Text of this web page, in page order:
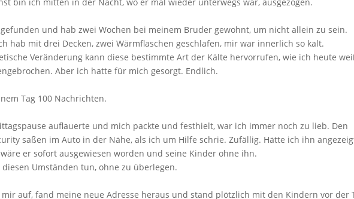
und hab zwei Wochen bei meinem Bruder gewohnt, um nicht allein zu sein.
hab mit drei Decken, zwei Wärmflaschen geschlafen, mir war innerlich so kalt.
Veränderung kann diese bestimmte Art der Kälte hervorrufen, wie ich heute
Aber ich hatte für mich gesorgt. Endlich.
Tag 100 Nachrichten.
auflauerte und mich packte und festhielt, war ich immer noch zu lieb. Den
saßen im Auto in der Nähe, als ich um Hilfe schrie. Zufällig. Hätte ich ihn
er sofort ausgewiesen worden und seine Kinder ohne ihn.
Umständen tun, ohne zu überlegen.
mir auf, fand meine neue Adresse heraus und stand plötzlich mit den Kindern vor der